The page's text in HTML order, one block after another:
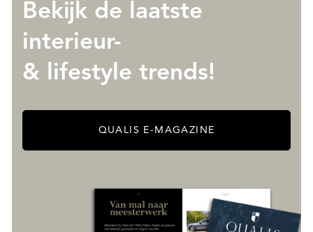
Bekijk de laatste
interieur-
& lifestyle trends!
QUALIS E-MAGAZINE